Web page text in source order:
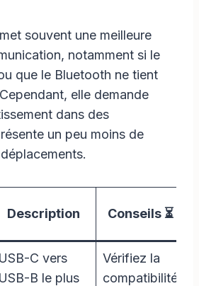
souvent une meilleure
notamment si le
que le Bluetooth ne tient
elle demande
dans des
un peu moins de
Description Conseils ⏳
USB-C vers
USB-B le plus
Vérifiez la
compatibilité